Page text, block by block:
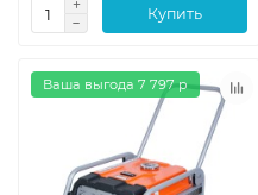
Купить
Ваша выгода 7 797 р